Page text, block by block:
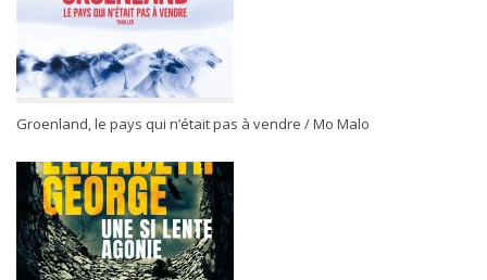
Groenland, le pays qui n’était pas à vendre / Mo Malo